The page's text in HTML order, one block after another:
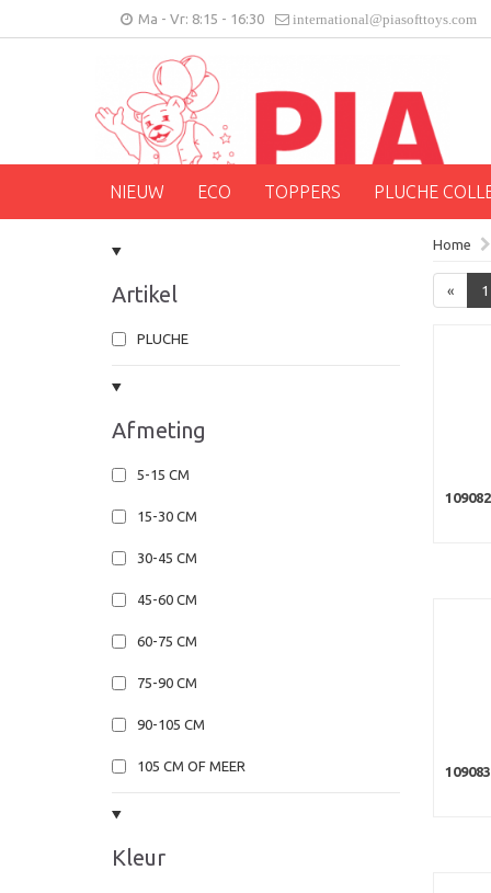
Ma - Vr: 8:15 - 16:30 international@piasofttoys.com
NIEUW ECO TOPPERS PLUCHE
Artikel
PLUCHE
Afmeting
5-15 CM
15-30 CM
30-45 CM
45-60 CM
60-75 CM
75-90 CM
90-105 CM
105 CM OF MEER
Kleur
Home
« 1